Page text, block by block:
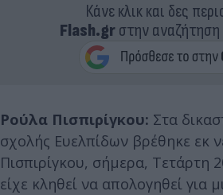
Κάνε κλικ και δες
Flash.grστην αναζήτηση
Ρούλα Πισπιρίγκου: Στα
σχολής Ευελπίδων βρέθηκε εκ
Πισπιρίγκου, σήμερα, Τετάρτη
είχε κληθεί να απολογηθεί για